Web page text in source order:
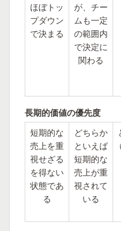
ほぼトッ
プダウン
で決まる
が、チー
ムも一定
の範囲内
で決定に
関わる
長期的価値の優先度
短期的な
売上を重
視せざる
を得ない
状態であ
る
どちらか
といえば
短期的な
売上が重
視されて
いる